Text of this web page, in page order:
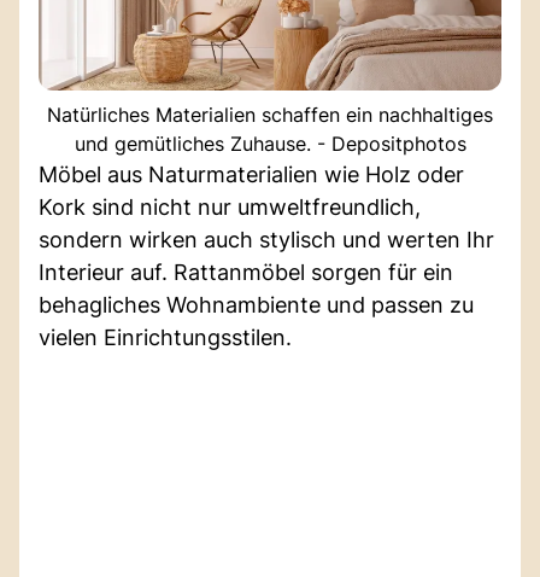
Natürliches Materialien schaffen ein nachhaltiges
und gemütliches Zuhause. - Depositphotos
Möbel aus Naturmaterialien wie Holz oder
Kork sind nicht nur umweltfreundlich,
sondern wirken auch stylisch und werten Ihr
Interieur auf. Rattanmöbel sorgen für ein
behagliches Wohnambiente und passen zu
vielen Einrichtungsstilen.